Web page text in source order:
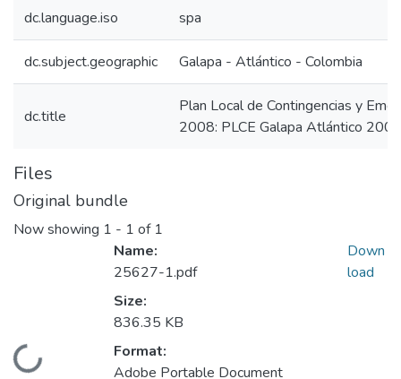
dc.language.iso spa
dc.subject.geographic Galapa - Atlántico - Colombia
dc.title
Plan Local de Contingencias y
2008: PLCE Galapa Atlántico 2008
Files
Original bundle
Now showing 1 - 1 of 1
Loading...
Name:
25627-1.pdf
Size:
836.35 KB
Format:
Adobe Portable Document
Down
load